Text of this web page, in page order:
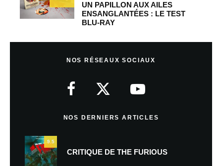
UN PAPILLON AUX AILES
ENSANGLANTÉES : LE TEST
BLU-RAY
NOS RÉSEAUX SOCIAUX
NOS DERNIERS ARTICLES
9.5
CRITIQUE DE THE FURIOUS